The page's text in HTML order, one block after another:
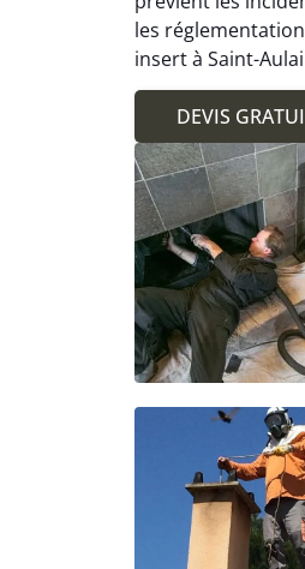
les
insert à Saint-
DEVIS